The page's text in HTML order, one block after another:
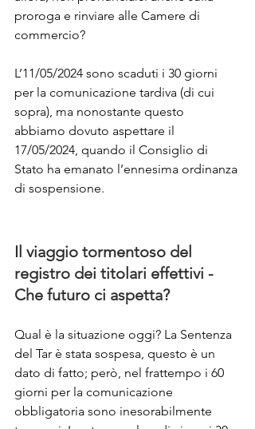
proroga e rinviare alle Camere di
commercio?
L’11/05/2024 sono scaduti i 30 giorni
per la comunicazione tardiva (di cui
sopra), ma nonostante questo
abbiamo dovuto aspettare il
17/05/2024, quando il Consiglio di
Stato ha emanato l’ennesima ordinanza
di sospensione.
Il viaggio tormentoso del
registro dei titolari effettivi -
Che futuro ci aspetta?
Qual è la situazione oggi? La Sentenza
del Tar è stata sospesa, questo è un
dato di fatto; però, nel frattempo i 60
giorni per la comunicazione
obbligatoria sono inesorabilmente